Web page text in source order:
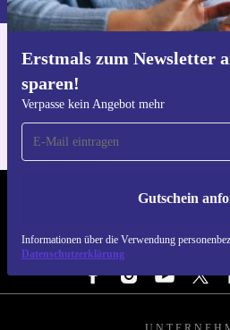
Erstmals zum Newsletter
sparen!
Verpasse kein Angebot mehr
Gutschein
Informationen über die Verwendung
Datenschutzerklärung
Hol dir die
REFURBED
FOLGE